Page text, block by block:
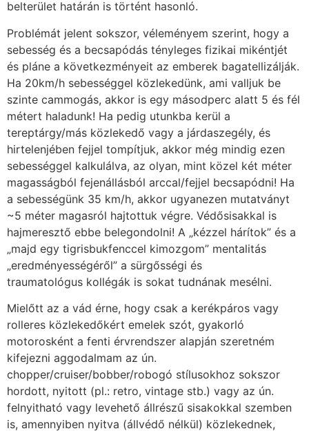
belterület határán is történt hasonló.
Problémát jelent sokszor, véleményem szerint, hogy a
sebesség és a becsapódás tényleges fizikai mikéntjét
és pláne a következményeit az emberek bagatellizálják.
Ha 20km/h sebességgel közlekedünk, ami valljuk be
szinte cammogás, akkor is egy másodperc alatt 5 és fél
métert haladunk! Ha pedig utunkba kerül a
tereptárgy/más közlekedő vagy a járdaszegély, és
hirtelenjében fejjel tompítjuk, akkor még mindig ezen
sebességgel kalkulálva, az olyan, mint közel két méter
magasságból fejenállásból arccal/fejjel becsapódni! Ha
a sebességünk 35 km/h, akkor ugyanezen mutatványt
~5 méter magasról hajtottuk végre. Védősisakkal is
hajmeresztő ebbe belegondolni! A „kézzel hárítok” és a
„majd egy tigrisbukfenccel kimozgom” mentalitás
„eredményességéről” a sürgősségi és
traumatológus kollégák is sokat tudnának mesélni.
Mielőtt az a vád érne, hogy csak a kerékpáros vagy
rolleres közlekedőkért emelek szót, gyakorló
motorosként a fenti érvrendszer alapján szeretném
kifejezni aggodalmam az ún.
chopper/cruiser/bobber/robogó stílusokhoz sokszor
hordott, nyitott (pl.: retro, vintage stb.) vagy az ún.
felnyitható vagy levehető állrészű sisakokkal szemben
is, amennyiben nyitva (állvédő nélkül) közlekednek,